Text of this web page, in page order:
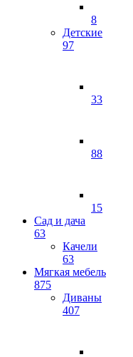
8
Детские
97
33
88
15
Сад и дача
63
Качели
63
Мягкая мебель
875
Диваны
407